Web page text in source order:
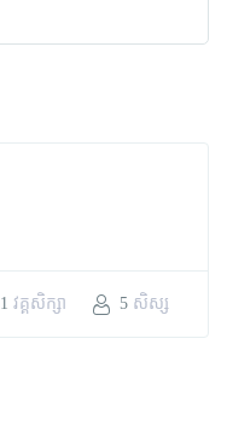
1 វគ្គសិក្សា 5 សិស្ស